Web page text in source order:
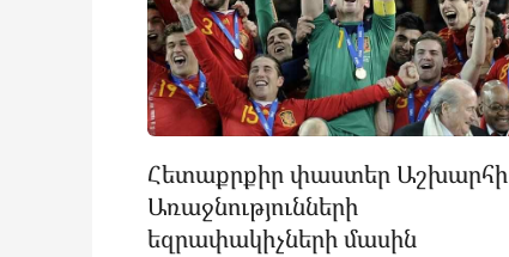
Հետաքրքիր փաստեր Աշխարհի
Առաջնությունների
եզրափակիչների մասին